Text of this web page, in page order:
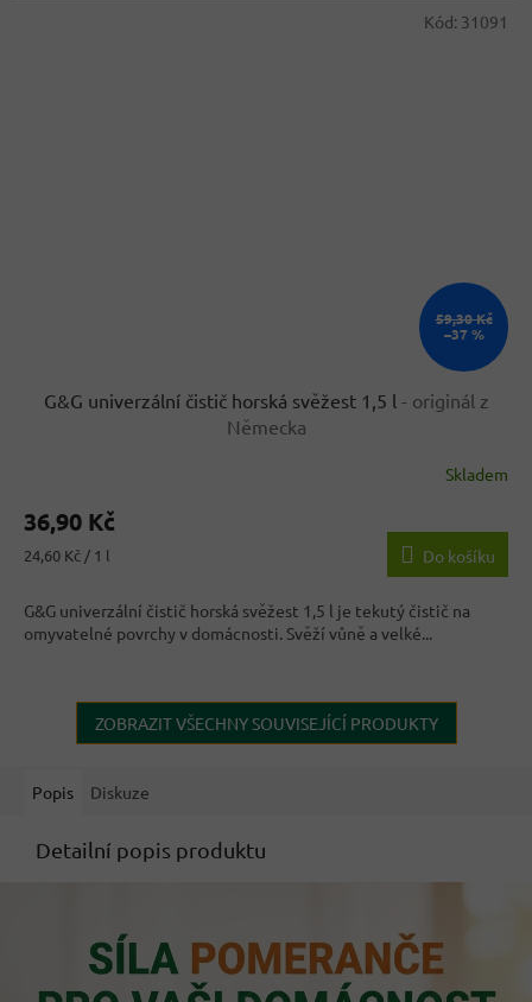
59,30 Kč
–37 %
G&G univerzální čistič horská svěžest 1,5 l - originál z
Německa
Skladem
36,90 Kč
Měrná
24,60 Kč / 1 l Do košíku
G&G univerzální čistič horská svěžest 1,5 l je tekutý čistič na
omyvatelné povrchy v domácnosti. Svěží vůně a velké...
Kód: 31091
ZOBRAZIT VŠECHNY SOUVISEJÍCÍ PRODUKTY
Popis Diskuze
Detailní popis produktu